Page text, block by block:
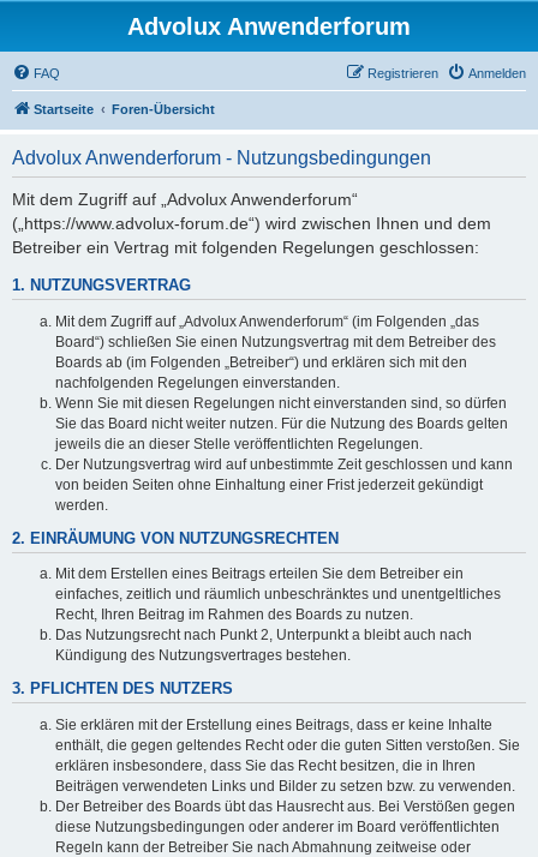
Advolux Anwenderforum
FAQ Anmelden
Registrieren
Startseite Foren-Übersicht
Advolux Anwenderforum - Nutzungsbedingungen
Mit dem Zugriff auf „Advolux Anwenderforum“
(„https://www.advolux-forum.de“) wird zwischen Ihnen und dem
Betreiber ein Vertrag mit folgenden Regelungen geschlossen:
1. NUTZUNGSVERTRAG
Mit dem Zugriff auf „Advolux Anwenderforum“ (im Folgenden „das
Board“) schließen Sie einen Nutzungsvertrag mit dem Betreiber des
Boards ab (im Folgenden „Betreiber“) und erklären sich mit den
nachfolgenden Regelungen einverstanden.
Wenn Sie mit diesen Regelungen nicht einverstanden sind, so dürfen
Sie das Board nicht weiter nutzen. Für die Nutzung des Boards gelten
jeweils die an dieser Stelle veröffentlichten Regelungen.
Der Nutzungsvertrag wird auf unbestimmte Zeit geschlossen und kann
von beiden Seiten ohne Einhaltung einer Frist jederzeit gekündigt
werden.
2. EINRÄUMUNG VON NUTZUNGSRECHTEN
Mit dem Erstellen eines Beitrags erteilen Sie dem Betreiber ein
einfaches, zeitlich und räumlich unbeschränktes und unentgeltliches
Recht, Ihren Beitrag im Rahmen des Boards zu nutzen.
Das Nutzungsrecht nach Punkt 2, Unterpunkt a bleibt auch nach
Kündigung des Nutzungsvertrages bestehen.
3. PFLICHTEN DES NUTZERS
Sie erklären mit der Erstellung eines Beitrags, dass er keine Inhalte
enthält, die gegen geltendes Recht oder die guten Sitten verstoßen. Sie
erklären insbesondere, dass Sie das Recht besitzen, die in Ihren
Beiträgen verwendeten Links und Bilder zu setzen bzw. zu verwenden.
Der Betreiber des Boards übt das Hausrecht aus. Bei Verstößen gegen
diese Nutzungsbedingungen oder anderer im Board veröffentlichten
Regeln kann der Betreiber Sie nach Abmahnung zeitweise oder